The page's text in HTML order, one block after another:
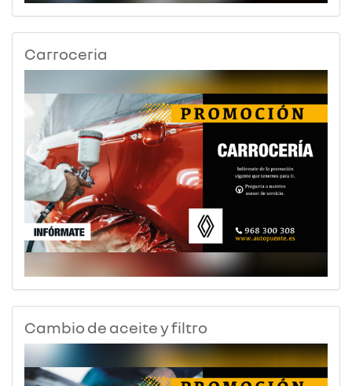
Carroceria
Cambio de aceite y filtro